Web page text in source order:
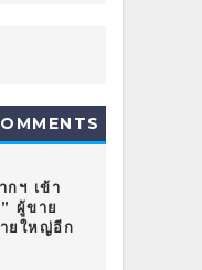
กฯ เข้า
ผู้ขาย
ยใหญ่อีก